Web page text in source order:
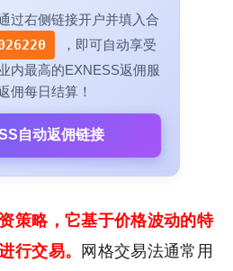
过右侧链接开户并填入合
，即可自动享受
内最高的EXNESS返佣服
佣每日结算！
自动返佣链接
策略，它基于价格波动的特
行交易。
网格交易法通常用